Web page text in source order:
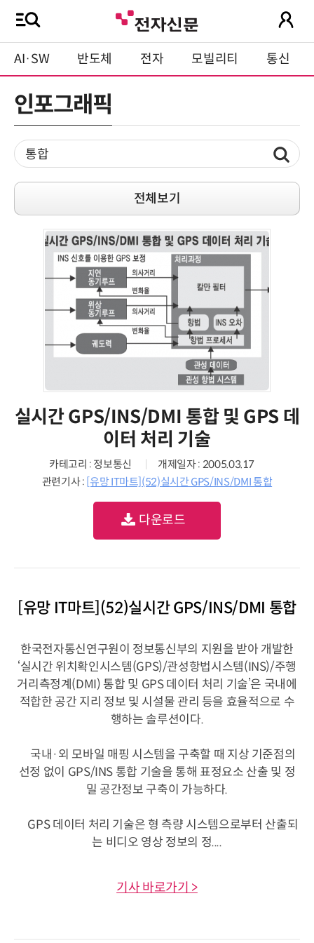
AI·SW 반도체 전자 모빌리티 통신
인포그래픽
전체보기
실시간 GPS/INS/DMI 통합 및 GPS 데
이터 처리 기술
카테고리 : 정보통신
개제일자 : 2005.03.17
관련기사 : [유망 IT마트](52)실시간 GPS/INS/DMI 통합
다운로드
[유망 IT마트](52)실시간 GPS/INS/DMI 통합
한국전자통신연구원이 정보통신부의 지원을 받아 개발한
‘실시간 위치확인시스템(GPS)/관성항법시스템(INS)/주행
거리측정계(DMI) 통합 및 GPS 데이터 처리 기술’은 국내에
적합한 공간 지리 정보 및 시설물 관리 등을 효율적으로 수
행하는 솔루션이다.
국내·외 모바일 매핑 시스템을 구축할 때 지상 기준점의
선정 없이 GPS/INS 통합 기술을 통해 표정요소 산출 및 정
밀 공간정보 구축이 가능하다.
GPS 데이터 처리 기술은 형 측량 시스템으로부터 산출되
는 비디오 영상 정보의 정....
기사 바로가기 >